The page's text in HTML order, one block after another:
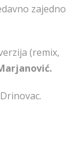
zajedno
(remix,